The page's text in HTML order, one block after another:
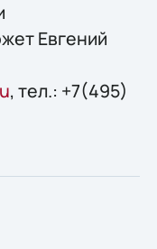
Евгений
, тел.: +7(495)